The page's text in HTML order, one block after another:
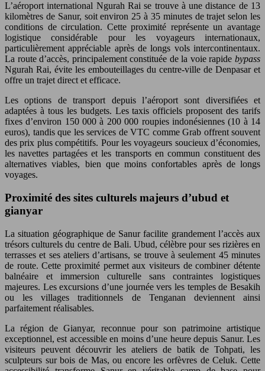
L’aéroport international Ngurah Rai se trouve à une distance de 13
kilomètres de Sanur, soit environ 25 à 35 minutes de trajet selon les
conditions de circulation. Cette proximité représente un avantage
logistique considérable pour les voyageurs internationaux,
particulièrement appréciable après de longs vols intercontinentaux.
La route d’accès, principalement constituée de la voie rapide bypass
Ngurah Rai, évite les embouteillages du centre-ville de Denpasar et
offre un trajet direct et efficace.
Les options de transport depuis l’aéroport sont diversifiées et
adaptées à tous les budgets. Les taxis officiels proposent des tarifs
fixes d’environ 150 000 à 200 000 roupies indonésiennes (10 à 14
euros), tandis que les services de VTC comme Grab offrent souvent
des prix plus compétitifs. Pour les voyageurs soucieux d’économies,
les navettes partagées et les transports en commun constituent des
alternatives viables, bien que moins confortables après de longs
voyages.
Proximité des sites culturels majeurs d’ubud et
gianyar
La situation géographique de Sanur facilite grandement l’accès aux
trésors culturels du centre de Bali. Ubud, célèbre pour ses rizières en
terrasses et ses ateliers d’artisans, se trouve à seulement 45 minutes
de route. Cette proximité permet aux visiteurs de combiner détente
balnéaire et immersion culturelle sans contraintes logistiques
majeures. Les excursions d’une journée vers les temples de Besakih
ou les villages traditionnels de Tenganan deviennent ainsi
parfaitement réalisables.
La région de Gianyar, reconnue pour son patrimoine artistique
exceptionnel, est accessible en moins d’une heure depuis Sanur. Les
visiteurs peuvent découvrir les ateliers de batik de Tohpati, les
sculpteurs sur bois de Mas, ou encore les orfèvres de Celuk. Cette